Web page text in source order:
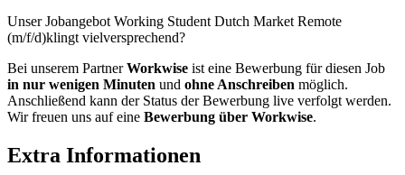
Unser Jobangebot Working Student Dutch Market Remote
(m/f/d)klingt vielversprechend?
Bei unserem PartnerWorkwise ist eine Bewerbung für diesen Job
in nur wenigen Minuten und ohne Anschreiben möglich.
Anschließend kann der Status der Bewerbung live verfolgt werden.
Wir freuen uns auf eine Bewerbung über Workwise.
Extra Informationen